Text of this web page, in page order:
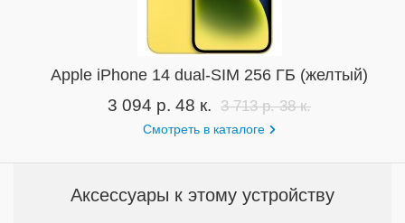
Apple iPhone 14 dual-SIM 256 ГБ (желтый)
3 094 р. 48 к. 3 713 р. 38 к.
Смотреть в каталоге
Аксессуары к этому устройству